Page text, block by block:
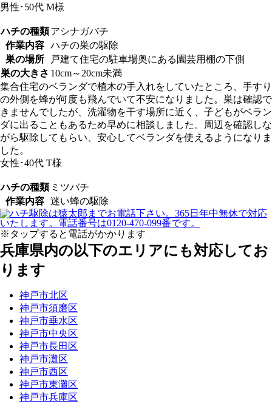
男性･50代 M様
ハチの種類アシナガバチ
作業内容 ハチの巣の駆除
巣の場所
戸建て住宅の駐車場奥にある園芸用棚の下側
巣の大きさ 10cm～20cm未満
集合住宅のベランダで植木の手入れをしていたところ、手すり
の外側を蜂が何度も飛んでいて不安になりました。巣は確認で
きませんでしたが、洗濯物を干す場所に近く、子どもがベラン
ダに出ることもあるため早めに相談しました。周辺を確認しな
がら駆除してもらい、安心してベランダを使えるようになりま
した。
女性･40代 T様
ハチの種類 ミツバチ
作業内容 迷い蜂の駆除
※タップすると電話がかかります
兵庫県内の以下のエリアにも対応してお
ります
神戸市北区
神戸市須磨区
神戸市垂水区
神戸市中央区
神戸市長田区
神戸市灘区
神戸市西区
神戸市東灘区
神戸市兵庫区